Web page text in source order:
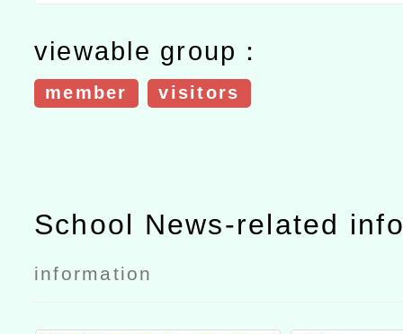
viewable group：
member visitors
School News-related
information